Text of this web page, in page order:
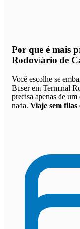
Por que é mais
Rodoviário de
Você escolhe se
Buser em Terminal
precisa apenas de
nada. Viaje sem filas